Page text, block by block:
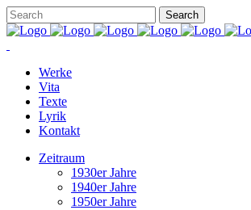
Werke
Vita
Texte
Lyrik
Kontakt
Zeitraum
1930er Jahre
1940er Jahre
1950er Jahre